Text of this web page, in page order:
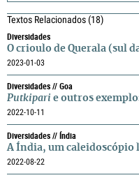
Textos Relacionados(18)
Diversidades
O crioulo de Querala (sul
2023-01-03
Diversidades // Goa
Putkipari e outros
2022-10-11
Diversidades // Índia
A Índia, um caleidoscópio
2022-08-22